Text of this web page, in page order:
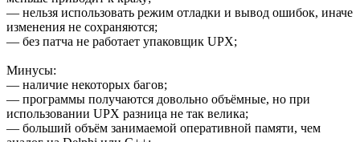
— нельзя использовать режим отладки и вывод ошибок, иначе
изменения не сохраняются;
— без патча не работает упаковщик UPX;
Минусы:
— наличие некоторых багов;
— программы получаются довольно объёмные, но при
использовании UPX разница не так велика;
— больший объём занимаемой оперативной памяти, чем